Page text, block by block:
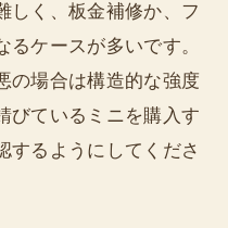
しく、板金補修か、フ
るケースが多いです。
の場合は構造的な強度
びているミニを購入す
するようにしてくださ